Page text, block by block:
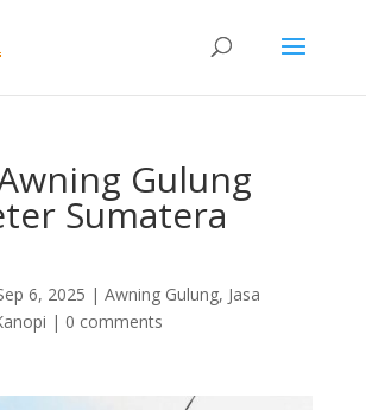
Gulung
Sumatera
6, 2025 | Awning Gulung, Jasa
| 0 comments